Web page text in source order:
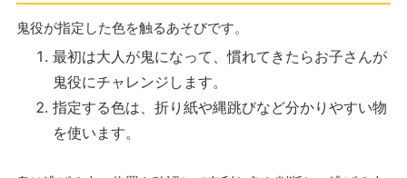
鬼役が指定した色を触るあそびです。
最初は大人が鬼になって、慣れてきたらお子さんが
鬼役にチャレンジします。
指定する色は、折り紙や縄跳びなど分かりやすい物
を使います。